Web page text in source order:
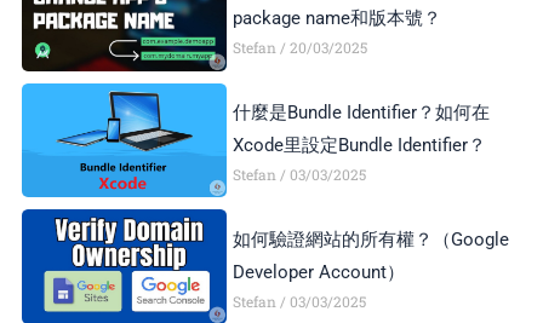
package name和版本號？
Stefan 20/03/2025
什麼是Bundle Identifier？如何在
Xcode里設定Bundle Identifier？
Stefan 03/03/2025
如何驗證網站的所有權？（Google
Developer Account）
Stefan 03/03/2025